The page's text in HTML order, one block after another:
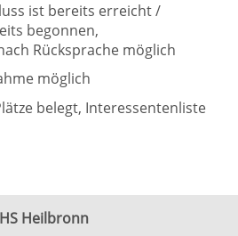
ist bereits erreicht /
begonnen,
Rücksprache möglich
möglich
belegt, Interessentenliste
Heilbronn